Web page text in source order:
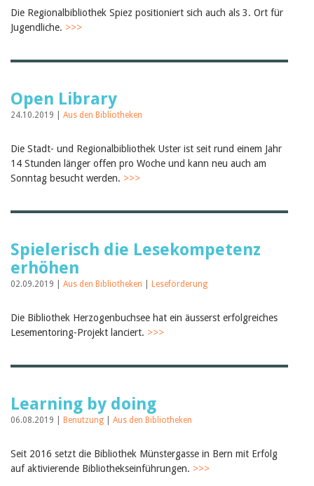
Die Regionalbibliothek Spiez positioniert sich auch als 3. Ort für
Jugendliche. >>>
Open Library
24.10.2019 | Aus den Bibliotheken
Die Stadt- und Regionalbibliothek Uster ist seit rund einem Jahr
14 Stunden länger offen pro Woche und kann neu auch am
Sonntag besucht werden. >>>
Spielerisch die Lesekompetenz
erhöhen
02.09.2019 | Aus den Bibliotheken Leseförderung
Die Bibliothek Herzogenbuchsee hat ein äusserst erfolgreiches
Lesementoring-Projekt lanciert. >>>
Learning by doing
06.08.2019 | Benutzung Aus den Bibliotheken
Seit 2016 setzt die Bibliothek Münstergasse in Bern mit Erfolg
auf aktivierende Bibliothekseinführungen. >>>